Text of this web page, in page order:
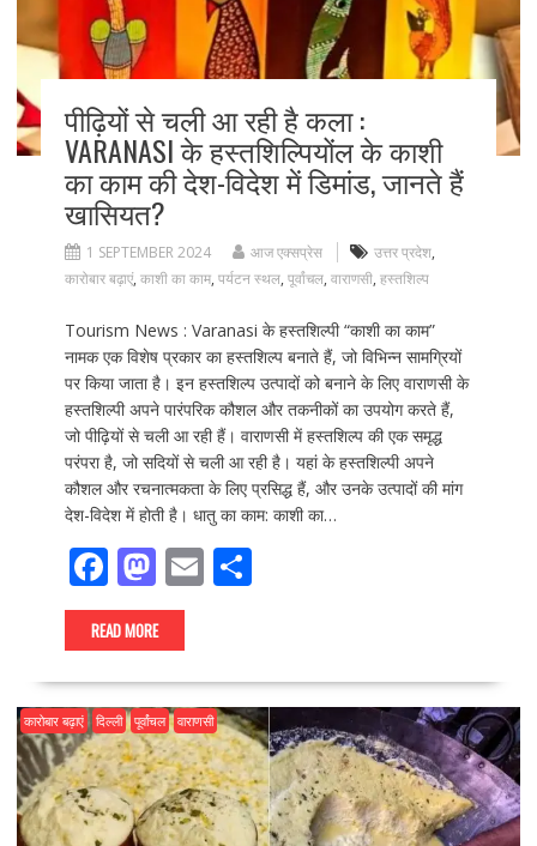
पीढ़ियों से चली आ रही है कला :
VARANASI के हस्तशिल्पियोंल के काशी
का काम की देश-विदेश में डिमांड, जानते हैं
खासियत?
1 SEPTEMBER 2024 आज एक्सप्रेस उत्तर प्रदेश,
कारोबार बढ़ाएं, काशी का काम, पर्यटन स्थल, पूर्वांचल, वाराणसी, हस्तशिल्प
Tourism News : Varanasi के हस्तशिल्पी “काशी का काम”
नामक एक विशेष प्रकार का हस्तशिल्प बनाते हैं, जो विभिन्न सामग्रियों
पर किया जाता है। इन हस्तशिल्प उत्पादों को बनाने के लिए वाराणसी के
हस्तशिल्पी अपने पारंपरिक कौशल और तकनीकों का उपयोग करते हैं,
जो पीढ़ियों से चली आ रही हैं। वाराणसी में हस्तशिल्प की एक समृद्ध
परंपरा है, जो सदियों से चली आ रही है। यहां के हस्तशिल्पी अपने
कौशल और रचनात्मकता के लिए प्रसिद्ध हैं, और उनके उत्पादों की मांग
देश-विदेश में होती है। धातु का काम: काशी का…
F
ac
e
b
o
o
k
M
as
to
d
o
n
E
l
S
e
READ MORE
कारोबार बढ़ाएं दिल्ली पूर्वांचल वाराणसी